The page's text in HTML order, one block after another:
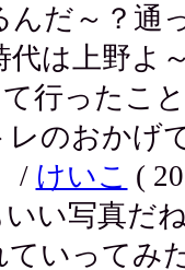
んだ～？通
は上野よ
行ったこ
レのおかげ
/ けいこ (
い写真だ
ていってみ